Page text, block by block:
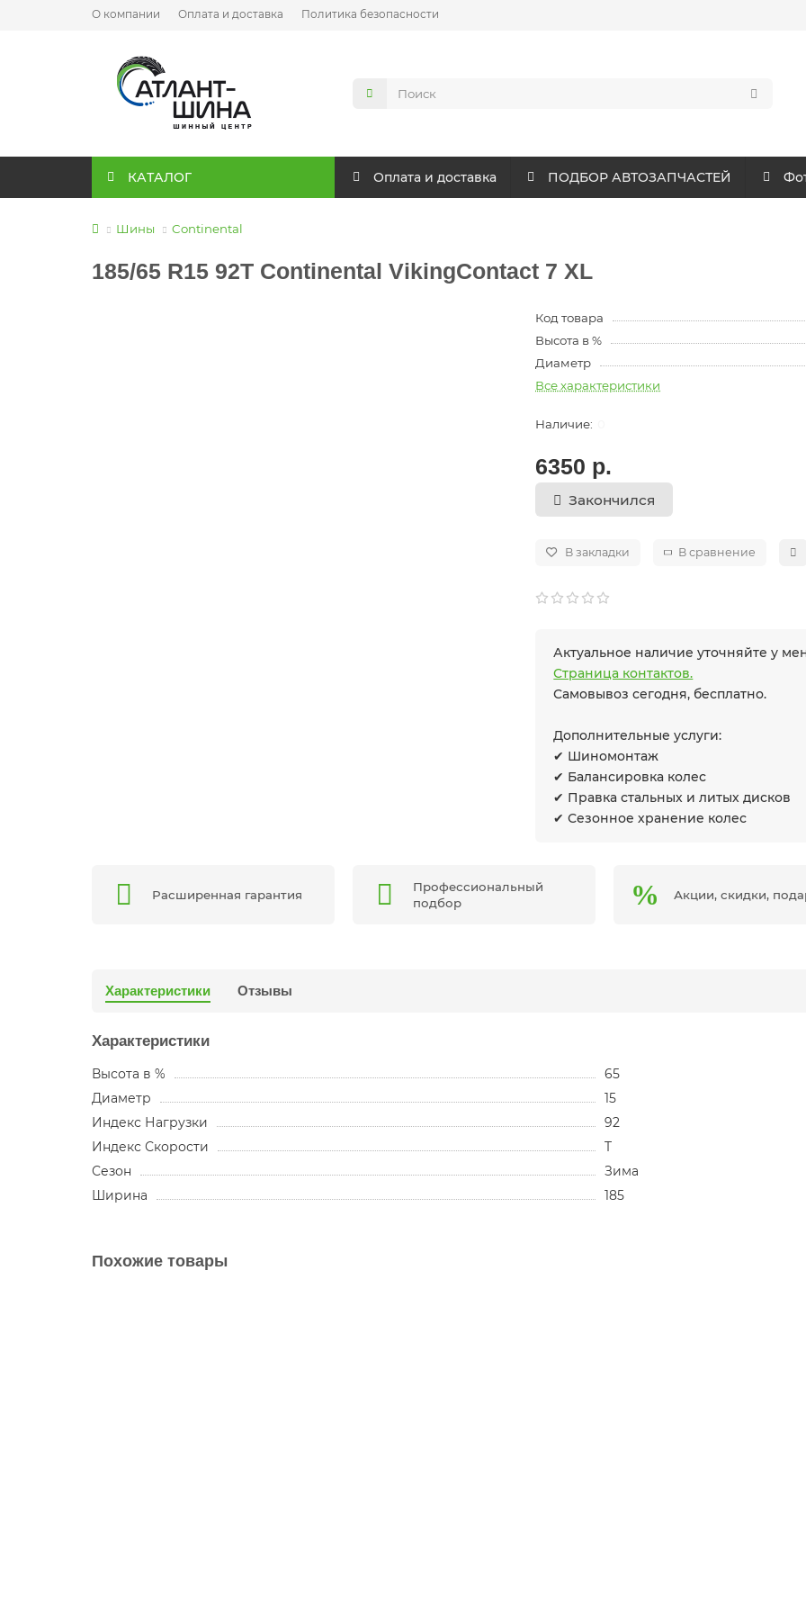
О компании Оплата и доставка Политика безопасности
КАТАЛОГ Оплата и доставка ПОДБОР АВТОЗАПЧАСТЕЙ
Шины Continental
185/65 R15 92T Continental VikingContact 7 XL
Код товара
Высота в %
Диаметр
Все характеристики
6350 р.
Закончился
В закладки В сравнение
Актуальное наличие уточняйте у
Страница контактов.
Самовывоз сегодня, бесплатно.
Дополнительные услуги:
✔ Шиномонтаж
✔ Балансировка колес
✔ Правка стальных и литых дисков
✔ Сезонное хранение колес
Расширенная гарантия
Профессиональный
подбор
Акции, скидки,
Характеристики Отзывы
Характеристики
Высота в %
65
Диаметр
15
Индекс Нагрузки
92
Индекс Скорости
T
Сезон
Зима
Ширина
185
Похожие товары